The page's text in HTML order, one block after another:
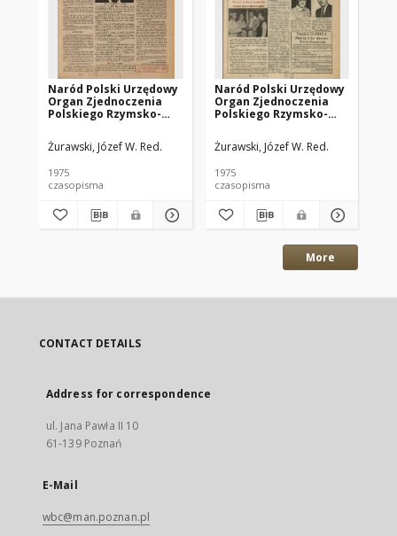
Naród Polski Urzędowy
Organ Zjednoczenia
Polskiego Rzymsko-
Ameryce. 1975.01.09
R.89 No.1
Żurawski, Józef W. Red.
1975
czasopisma
Naród Polski Urzędowy
Organ Zjednoczenia
Polskiego Rzymsko-
Ameryce. 1975.01.23
R.89 No.2
Żurawski, Józef W. Red.
1975
czasopisma
More
CONTACT DETAILS
Address for correspondence
ul. Jana Pawła II 10
61-139 Poznań
E-Mail
wbc@man.poznan.pl